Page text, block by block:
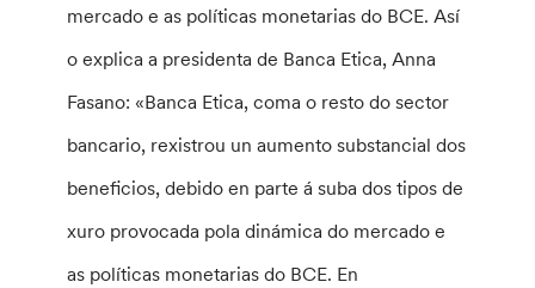
mercado e as políticas monetarias do BCE. Así
o explica a presidenta de Banca Etica, Anna
Fasano: «Banca Etica, coma o resto do sector
bancario, rexistrou un aumento substancial dos
beneficios, debido en parte á suba dos tipos de
xuro provocada pola dinámica do mercado e
as políticas monetarias do BCE. En